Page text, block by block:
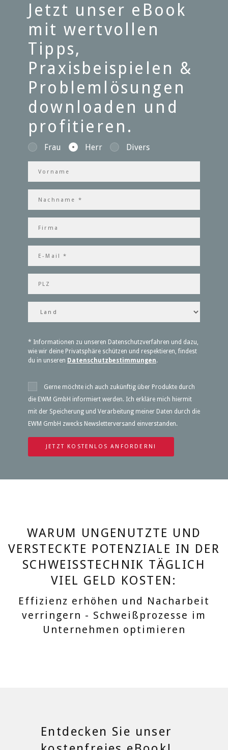
Jetzt unser eBook
mit wertvollen
Tipps,
Praxisbeispielen &
Problemlösungen
downloaden und
profitieren.
Frau Herr Divers
* Informationen zu unseren Datenschutzverfahren und dazu,
wie wir deine Privatsphäre schützen und respektieren, findest
du in unseren Datenschutzbestimmungen.
Gerne möchte ich auch zukünftig über Produkte durch
die EWM GmbH informiert werden. Ich erkläre mich hiermit
mit der Speicherung und Verarbeitung meiner Daten durch die
EWM GmbH zwecks Newsletterversand einverstanden.
JETZT KOSTENLOS ANFORDERN!
WARUM UNGENUTZTE UND
VERSTECKTE POTENZIALE IN DER
SCHWEISSTECHNIK TÄGLICH
VIEL GELD KOSTEN:
Effizienz erhöhen und Nacharbeit
verringern - Schweißprozesse im
Unternehmen optimieren
Entdecken Sie unser